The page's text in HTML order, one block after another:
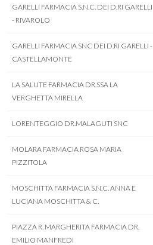
GARELLI FARMACIA S.N.C. DEI D.RI GARELLI
- RIVAROLO
GARELLI FARMACIA SNC DEI D.RI GARELLI -
CASTELLAMONTE
LA SALUTE FARMACIA DR.SSA LA
VERGHETTA MIRELLA
LORENTEGGIO DR.MALAGUTI SNC
MOLARA FARMACIA ROSA MARIA
PIZZITOLA
MOSCHITTA FARMACIA S.N.C. ANNA E
LUCIANA MOSCHITTA & C.
PIAZZA R. MARGHERITA FARMACIA DR.
EMILIO MANFREDI